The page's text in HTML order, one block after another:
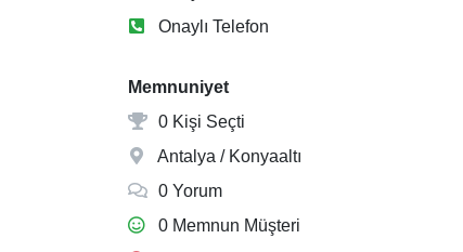
Onaylı Telefon
Memnuniyet
0 Kişi Seçti
Antalya / Konyaaltı
0 Yorum
0 Memnun Müşteri